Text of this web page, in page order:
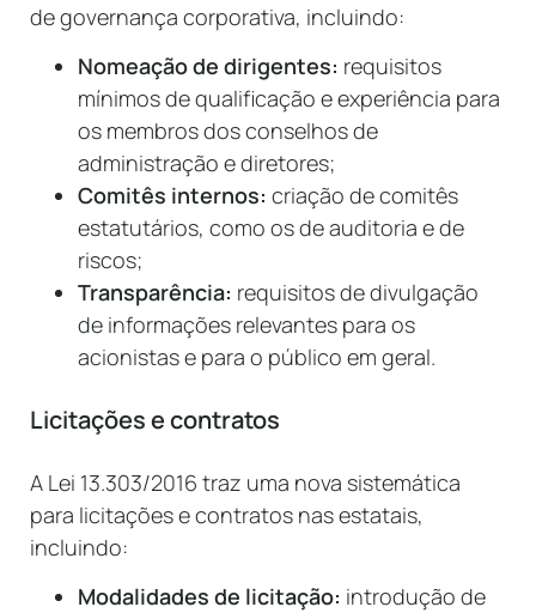
de governança corporativa, incluindo:
Nomeação de dirigentes: requisitos
mínimos de qualificação e experiência para
os membros dos conselhos de
administração e diretores;
Comitês internos: criação de comitês
estatutários, como os de auditoria e de
riscos;
Transparência: requisitos de divulgação
de informações relevantes para os
acionistas e para o público em geral.
Licitações e contratos
A Lei 13.303/2016 traz uma nova sistemática
para licitações e contratos nas estatais,
incluindo:
Modalidades de licitação: introdução de